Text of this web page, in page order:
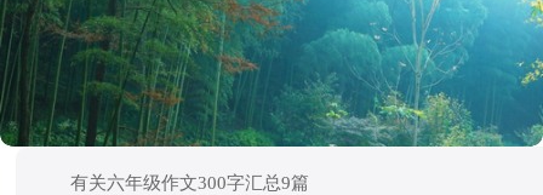
有关六年级作文300字汇总9篇